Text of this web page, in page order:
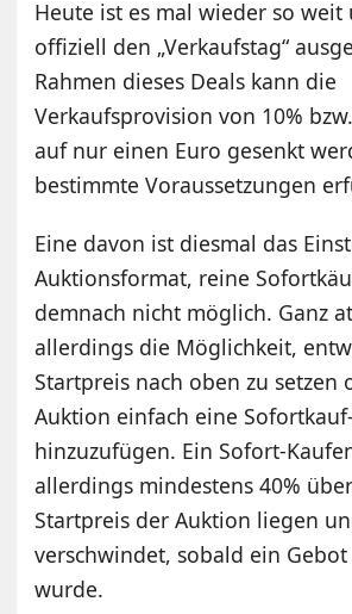
Heute ist es mal wieder so
offiziell den „Verkaufstag“
Rahmen dieses Deals kann die
Verkaufsprovision von 10%
auf nur einen Euro gesenkt
bestimmte Voraussetzungen
Eine davon ist diesmal das
Auktionsformat, reine
demnach nicht möglich. Ganz
allerdings die Möglichkeit,
Startpreis nach oben zu setzen
Auktion einfach eine
hinzuzufügen. Ein Sofort-
allerdings mindestens 40%
Startpreis der Auktion liegen
verschwindet, sobald ein
wurde.